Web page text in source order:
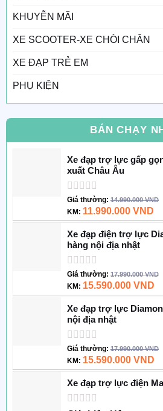
KHUYỄN MÃI
XE SCOOTER-XE CHÒI CHÂN
XE ĐẠP TRẺ EM
PHỤ KIỆN
BÁN CHẠY
Xe đạp trợ lực gấp
xuất Châu Âu
Được
xếp
hạng
0
5
sao
Giá thường:14.990.000VND
KM: 11.990.000 VND
Xe đạp điện trợ lực
hàng nội địa nhật
Được
xếp
hạng
0
5
sao
Giá thường:17.990.000VND
KM: 15.590.000 VND
Xe đạp trợ lực
nội địa nhật
Được
xếp
hạng
0
5
sao
Giá thường:17.990.000VND
KM: 15.590.000 VND
Xe đạp trợ lực điện